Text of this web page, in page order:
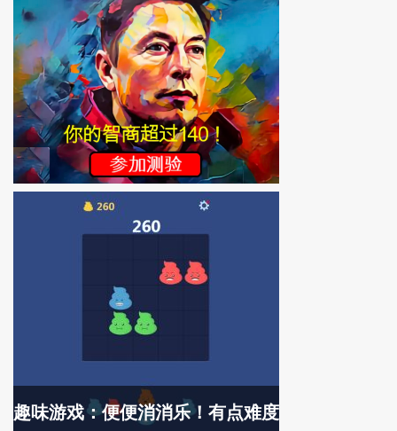
趣味游戏：便便消消乐！有点难度